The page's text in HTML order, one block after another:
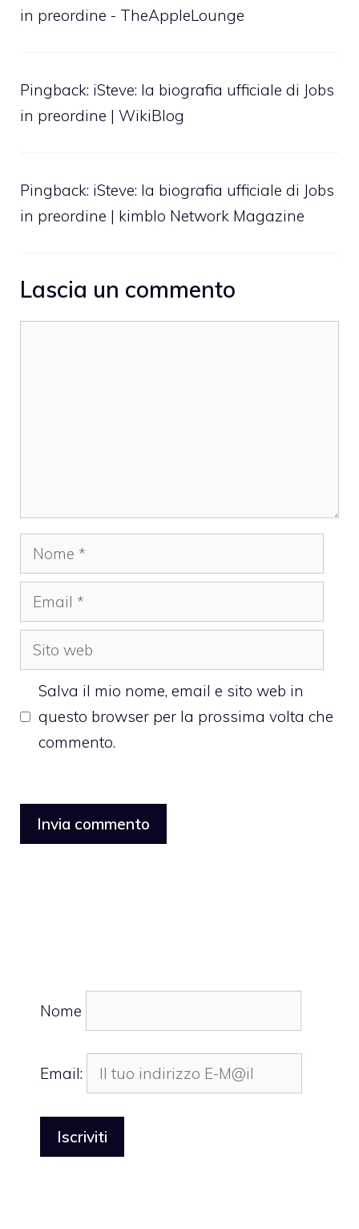
in preordine - TheAppleLounge
Pingback: iSteve: la biografia ufficiale di Jobs
in preordine | WikiBlog
Pingback: iSteve: la biografia ufficiale di Jobs
in preordine | kimblo Network Magazine
Lascia un commento
Nome
Email
Sito
web
Salva il mio nome, email e sito web in
questo browser per la prossima volta che
commento.
Nome
Email: